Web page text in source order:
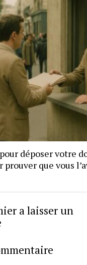
déposer votre
prouver que vous
a laisser un